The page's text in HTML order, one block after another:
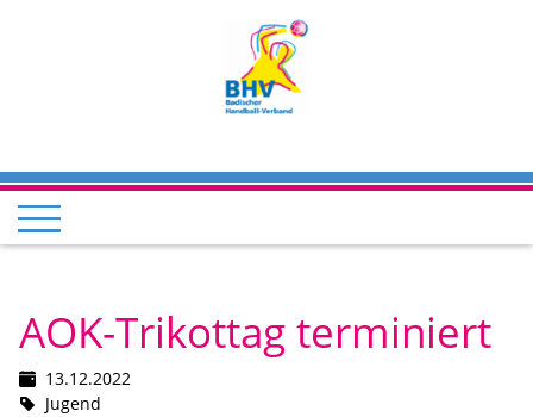
AOK-Trikottag terminiert
13.12.2022
Jugend